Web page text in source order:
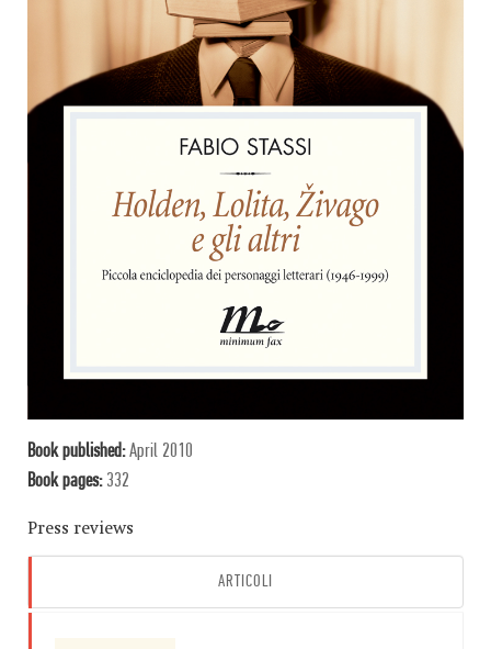
Book published:April 2010
Book pages: 332
Press reviews
ARTICOLI